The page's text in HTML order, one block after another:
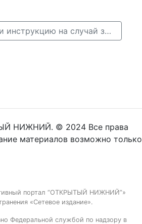
← В нижегородском Минобре разработали инструкцию на случай задержки ГИА
НИЖНИЙ. © 2024 Все права
материалов возможно только
портал “ОТКРЫТЫЙ НИЖНИЙ”»
«Сетевое издание».
Федеральной службой по надзору в